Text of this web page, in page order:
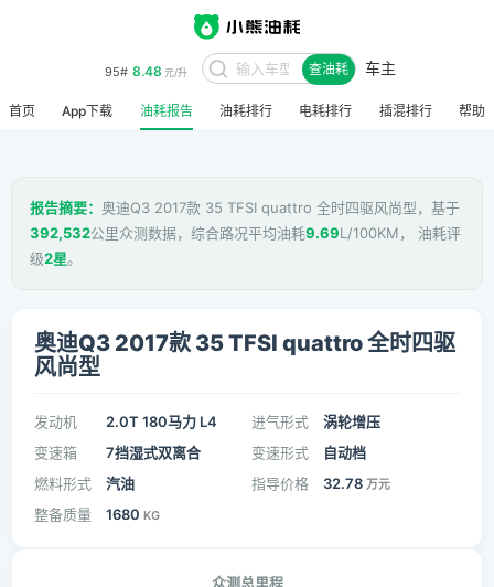
95# 8.48 元/升 查油耗 车主
首页 App下载 油耗报告 油耗排行 电耗排行 插混排行 帮助
报告摘要： 奥迪Q3 2017款 35 TFSI quattro 全时四驱风尚型，基于
392,532公里众测数据，综合路况平均油耗9.69L/100KM， 油耗评
级2星。
奥迪Q3 2017款 35 TFSI quattro 全时四驱
风尚型
发动机 2.0T 180马力 L4 进气形式
涡轮增压
变速箱
7挡湿式双离合 变速形式
自动档
燃料形式
汽油 指导价格 32.78 万元
整备质量 1680 KG
众测总里程